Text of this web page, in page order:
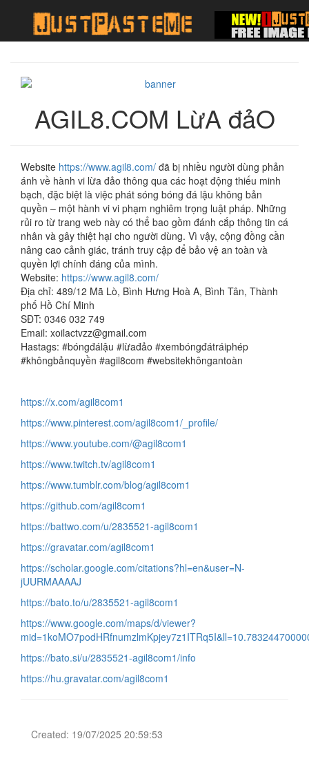
AGIL8.COM LừA đảO
Website https://www.agil8.com/ đã bị nhiều người dùng phản
ánh về hành vi lừa đảo thông qua các hoạt động thiếu minh
bạch, đặc biệt là việc phát sóng bóng đá lậu không bản
quyền – một hành vi vi phạm nghiêm trọng luật pháp. Những
rủi ro từ trang web này có thể bao gồm đánh cắp thông tin cá
nhân và gây thiệt hại cho người dùng. Vì vậy, cộng đồng cần
nâng cao cảnh giác, tránh truy cập để bảo vệ an toàn và
quyền lợi chính đáng của mình.
Website: https://www.agil8.com/
Địa chỉ: 489/12 Mã Lò, Bình Hưng Hoà A, Bình Tân, Thành
phố Hồ Chí Minh
SĐT: 0346 032 749
Email: xoilactvzz@gmail.com
Hastags: #bóngđálậu #lừađảo #xembóngđátráiphép
#khôngbảnquyền #agil8com #websitekhôngantoàn
https://x.com/agil8com1
https://www.pinterest.com/agil8com1/_profile/
https://www.youtube.com/@agil8com1
https://www.twitch.tv/agil8com1
https://www.tumblr.com/blog/agil8com1
https://github.com/agil8com1
https://battwo.com/u/2835521-agil8com1
https://gravatar.com/agil8com1
https://scholar.google.com/citations?hl=en&user=N-
jUURMAAAAJ
https://bato.to/u/2835521-agil8com1
https://www.google.com/maps/d/viewer?
https://bato.si/u/2835521-agil8com1/info
https://hu.gravatar.com/agil8com1
Created: 19/07/2025 20:59:53